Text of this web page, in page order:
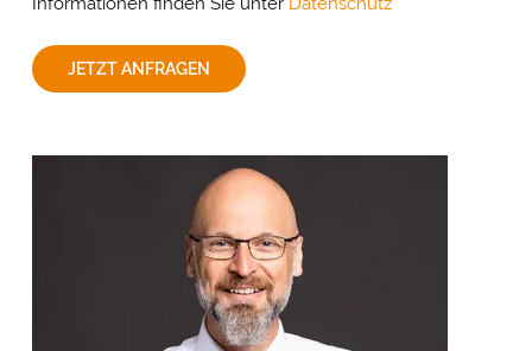
JETZT ANFRAGEN
einsetzen. Dabei werden Daten (z. B. Ihre IP-Adresse) an diese
Zustimmung würden wir uns freuen. Vielen Dank.
Impressum&Datenschutz